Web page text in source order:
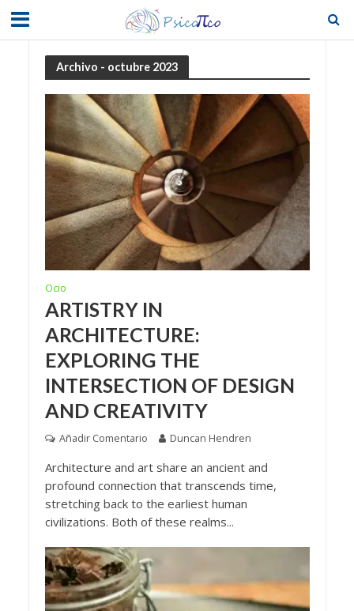
Archivo - octubre 2023
Ocio
ARTISTRY IN
ARCHITECTURE:
EXPLORING THE
INTERSECTION OF DESIGN
AND CREATIVITY
Añadir Comentario Duncan Hendren
Architecture and art share an ancient and
profound connection that transcends time,
stretching back to the earliest human
civilizations. Both of these realms...